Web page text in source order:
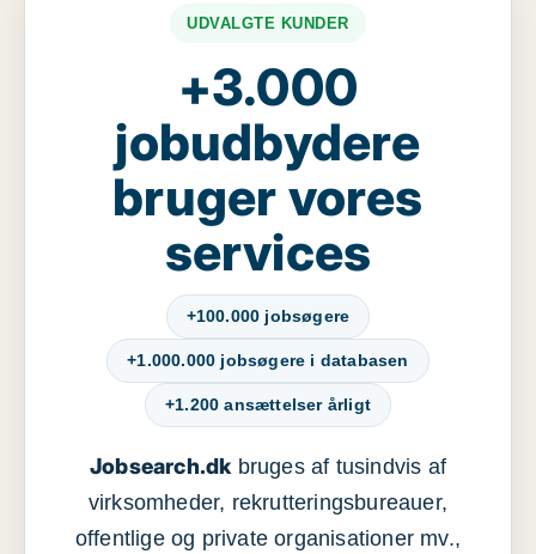
UDVALGTE KUNDER
+3.000
jobudbydere
bruger vores
services
+100.000 jobsøgere
+1.000.000 jobsøgere i databasen
+1.200 ansættelser årligt
Jobsearch.dkbruges af tusindvis af
virksomheder, rekrutteringsbureauer,
offentlige og private organisationer mv.,